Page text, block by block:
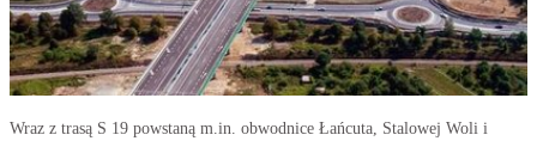
Wraz z trasą S 19 powstaną m.in. obwodnice Łańcuta, Stalowej Woli i